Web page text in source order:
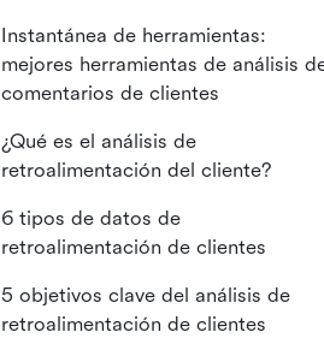
Instantánea de herramientas:
mejores herramientas de análisis
comentarios de clientes
¿Qué es el análisis de
retroalimentación del cliente?
6 tipos de datos de
retroalimentación de clientes
5 objetivos clave del análisis de
retroalimentación de clientes